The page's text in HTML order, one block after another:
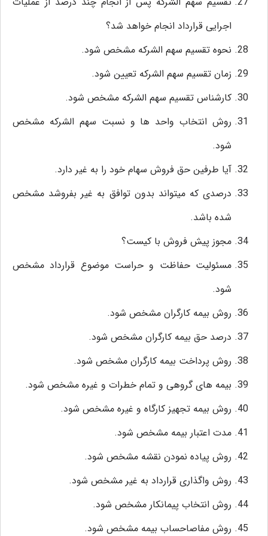
اجرایی قرارداد انجام خواهد شد؟
نحوه تقسیم سهم الشرکه مشخص شود.
زمان تقسیم سهم الشرکه تعیین شود.
کارشناس تقسیم سهم الشرکه مشخص شود.
روش انتخاب واحد ها و نسبت سهم الشرکه مشخص
شود.
آیا طرفین حق فروش سهام خود را به غیر دارد.
درصدی که میتواند بدون توافق به غیر بفروشد مشخص
شده باشد.
مجوز پیش فروش با کیست؟
مسئولیت حفاظت و حراست موضوع قرارداد مشخص
شود.
روش بیمه کارگران مشخص شود.
درصد حق بیمه کارگران مشخص شود.
روش پرداخت بیمه کارگران مشخص شود.
بیمه های گروهی و تمام خطرات و غیره مشخص شود.
روش بیمه تجهیز کارگاه و غیره مشخص شود.
مدت اعتبار بیمه مشخص شود.
روش پیاده نمودن نقشه مشخص شود.
روش واگذاری قرارداد به غیر مشخص شود.
روش انتخاب پیمانکار مشخص شود.
روش مفاصاحساب بیمه مشخص شود.